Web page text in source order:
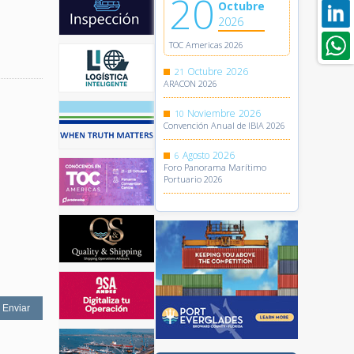
20 Octubre
2026
TOC Americas 2026
21 Octubre 2026
ARACON 2026
10 Noviembre 2026
Convención Anual de IBIA 2026
6 Agosto 2026
Foro Panorama Marítimo
Portuario 2026